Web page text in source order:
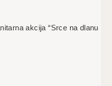
akcija “Srce na dlanu